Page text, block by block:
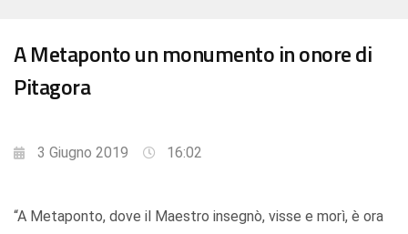
A Metaponto un monumento in onore di
Pitagora
3 Giugno 2019 16:02
“A Metaponto, dove il Maestro insegnò, visse e morì, è ora